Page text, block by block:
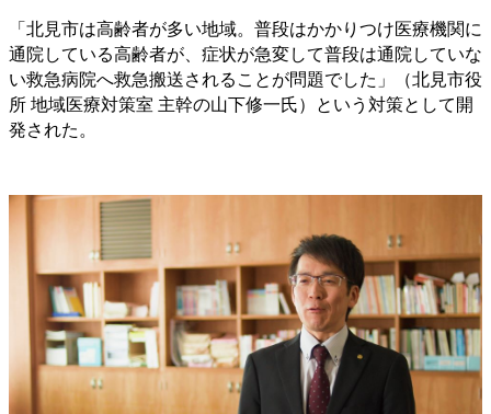
「北見市は高齢者が多い地域。普段はかかりつけ医療機関に
通院している高齢者が、症状が急変して普段は通院していな
い救急病院へ救急搬送されることが問題でした」（北見市役
所 地域医療対策室 主幹の山下修一氏）という対策として開
発された。